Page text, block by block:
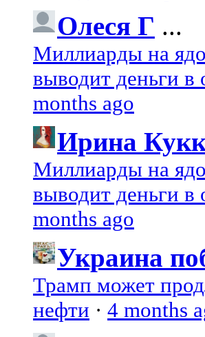
Олеся Г ...
Миллиарды на
выводит деньги
months ago
Ирина
Миллиарды на
выводит деньги
months ago
Украина
Трамп может
нефти · 4 months